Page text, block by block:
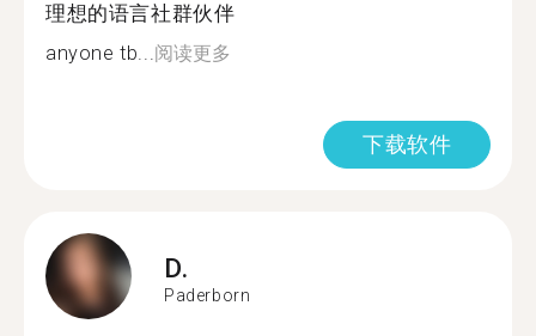
理想的语言社群伙伴
anyone tb...阅读更多
下载软件
D.
Paderborn